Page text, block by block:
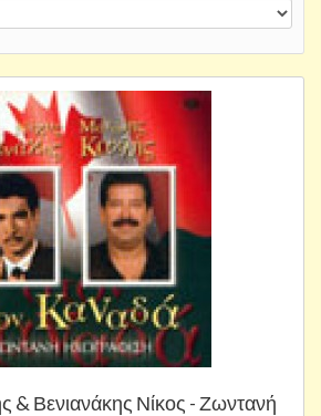
Βενιανάκης Νίκος - Ζωντανή